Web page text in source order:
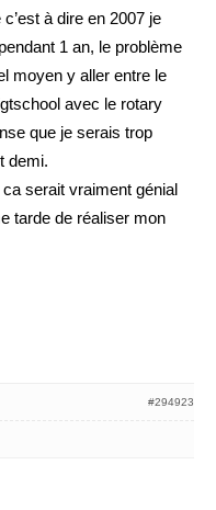
à dire en 2007 je
1 an, le problème
moyen y aller entre le
avec le rotary
que je serais trop
demi.
serait vraiment génial
tarde de réaliser mon
#294923